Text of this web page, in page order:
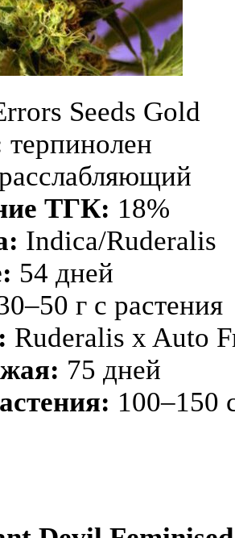
Seeds Gold
терпинолен
ТГК: 18%
Indica/Ruderalis
54 дней
г с растения
Ruderalis x Auto
75 дней
100–150